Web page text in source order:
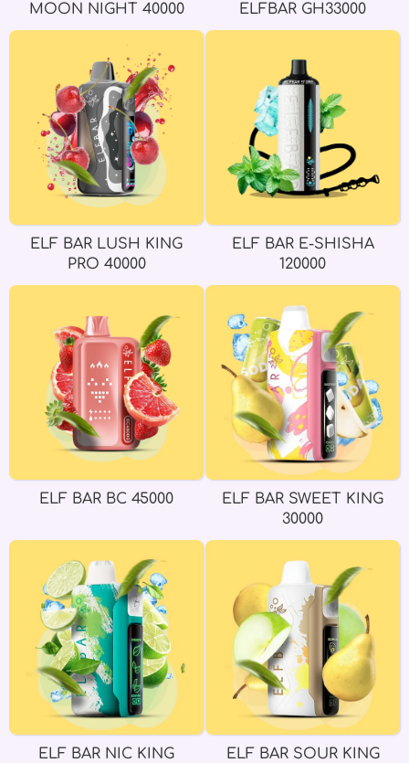
MOON NIGHT 40000 ELFBAR GH33000
ELF BAR LUSH KING
PRO 40000
ELF BAR E-SHISHA
120000
ELF BAR BC 45000
ELF BAR SWEET KING
30000
ELF BAR NIC KING
ELF BAR SOUR KING